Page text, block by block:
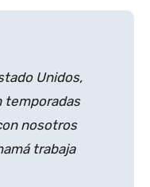
Unidos,
temporadas
nosotros
trabaja